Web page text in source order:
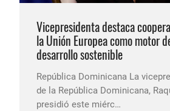
Vicepresidenta destaca
la Unión Europea como motor
desarrollo sostenible
República Dominicana La
de la República Dominicana,
presidió este miérc…